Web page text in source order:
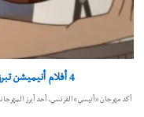
4 أفلام أنيميشن تبرز قوة الفن في مهرجان «أنيسي» 2026
أكد مهرجان «أنيسي» الفرنسي، أحد أبرز